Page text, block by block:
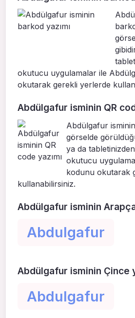
okutucu uygulamalar ile
okutarak gerekli yerlerde
Abdülgafur isminin QR
Abdülgafur
görselde
ya da
okutucu
kodunu okutarak
kullanabilirsiniz.
Abdülgafur isminin Arapça
Abdulgafur
Abdülgafur isminin Çince
Abdulgafur